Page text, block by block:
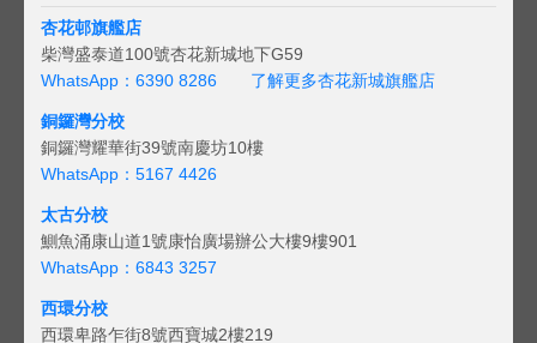
杏花邨旗艦店
柴灣盛泰道100號杏花新城地下G59
WhatsApp：6390 8286
了解更多杏花新城旗艦店
銅鑼灣分校
銅鑼灣耀華街39號南慶坊10樓
WhatsApp：5167 4426
太古分校
鰂魚涌康山道1號康怡廣場辦公大樓9樓901
WhatsApp：6843 3257
西環分校
西環卑路乍街8號西寶城2樓219